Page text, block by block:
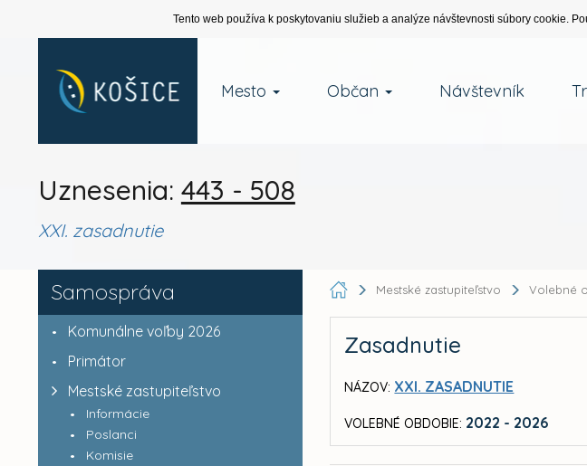
Tento web používa k poskytovaniu služieb a analýze návštevnosti súbory cookie.
Mesto Občan Návštevník
Uznesenia: 443 - 508
XXI. zasadnutie
Samospráva
Komunálne voľby 2026
Primátor
Mestské zastupiteľstvo
Informácie
Poslanci
Komisie
Mestské zastupiteľstvo Volebné
Zasadnutie
NÁZOV: XXI. ZASADNUTIE
VOLEBNÉ OBDOBIE: 2022 - 2026